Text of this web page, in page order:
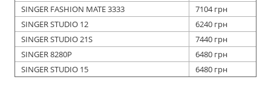
SINGER FASHION MATE 3333
7104 грн
SINGER STUDIO 12
6240 грн
SINGER STUDIO 21S
7440 грн
SINGER 8280P
6480 грн
SINGER STUDIO 15
6480 грн